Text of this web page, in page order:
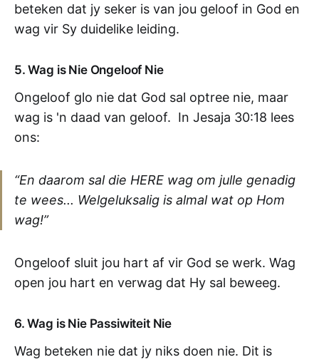
beteken dat jy seker is van jou geloof in God en
wag vir Sy duidelike leiding.
5. Wag is Nie Ongeloof Nie
Ongeloof glo nie dat God sal optree nie, maar
wag is 'n daad van geloof. In Jesaja 30:18 lees
ons:
“En daarom sal die HERE wag om julle genadig
te wees... Welgeluksalig is almal wat op Hom
wag!”
Ongeloof sluit jou hart af vir God se werk. Wag
open jou hart en verwag dat Hy sal beweeg.
6. Wag is Nie Passiwiteit Nie
Wag beteken nie dat jy niks doen nie. Dit is